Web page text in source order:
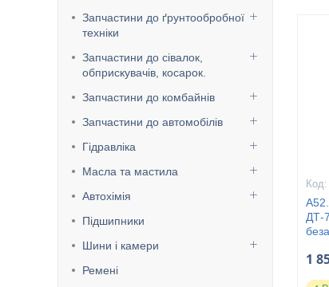
Запчастини до ґрунтообробної
техніки
Запчастини до сівалок,
обприскувачів, косарок.
Запчастини до комбайнів
Запчастини до автомобілів
Гідравліка
Масла та мастила
Автохімія
Підшипники
Шини і камери
Ремені
ДТ-
1